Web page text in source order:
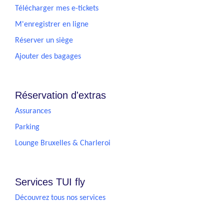
Télécharger mes e-tickets
M'enregistrer en ligne
Réserver un siège
Ajouter des bagages
Réservation d'extras
Assurances
Parking
Lounge Bruxelles & Charleroi
Services TUI fly
Découvrez tous nos services